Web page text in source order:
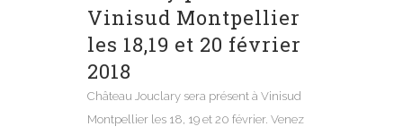
Vinisud Montpellier
les 18,19 et 20 février
2018
Château Jouclary sera présent à Vinisud
Montpellier les 18, 19 et 20 février. Venez